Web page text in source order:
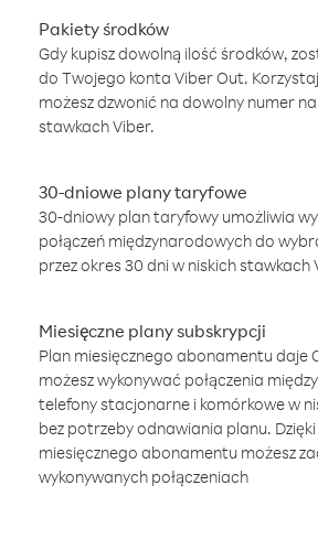
Pakiety środków
Gdy kupisz dowolną ilość środków,
do Twojego konta Viber Out.
możesz dzwonić na dowolny numer
stawkach Viber.
30-dniowe plany taryfowe
30-dniowy plan taryfowy umożliwia
połączeń międzynarodowych do
przez okres 30 dni w niskich stawkach
Miesięczne plany subskrypcji
Plan miesięcznego abonamentu daje
możesz wykonywać połączenia
telefony stacjonarne i komórkowe w
bez potrzeby odnawiania planu.
miesięcznego abonamentu możesz
wykonywanych połączeniach